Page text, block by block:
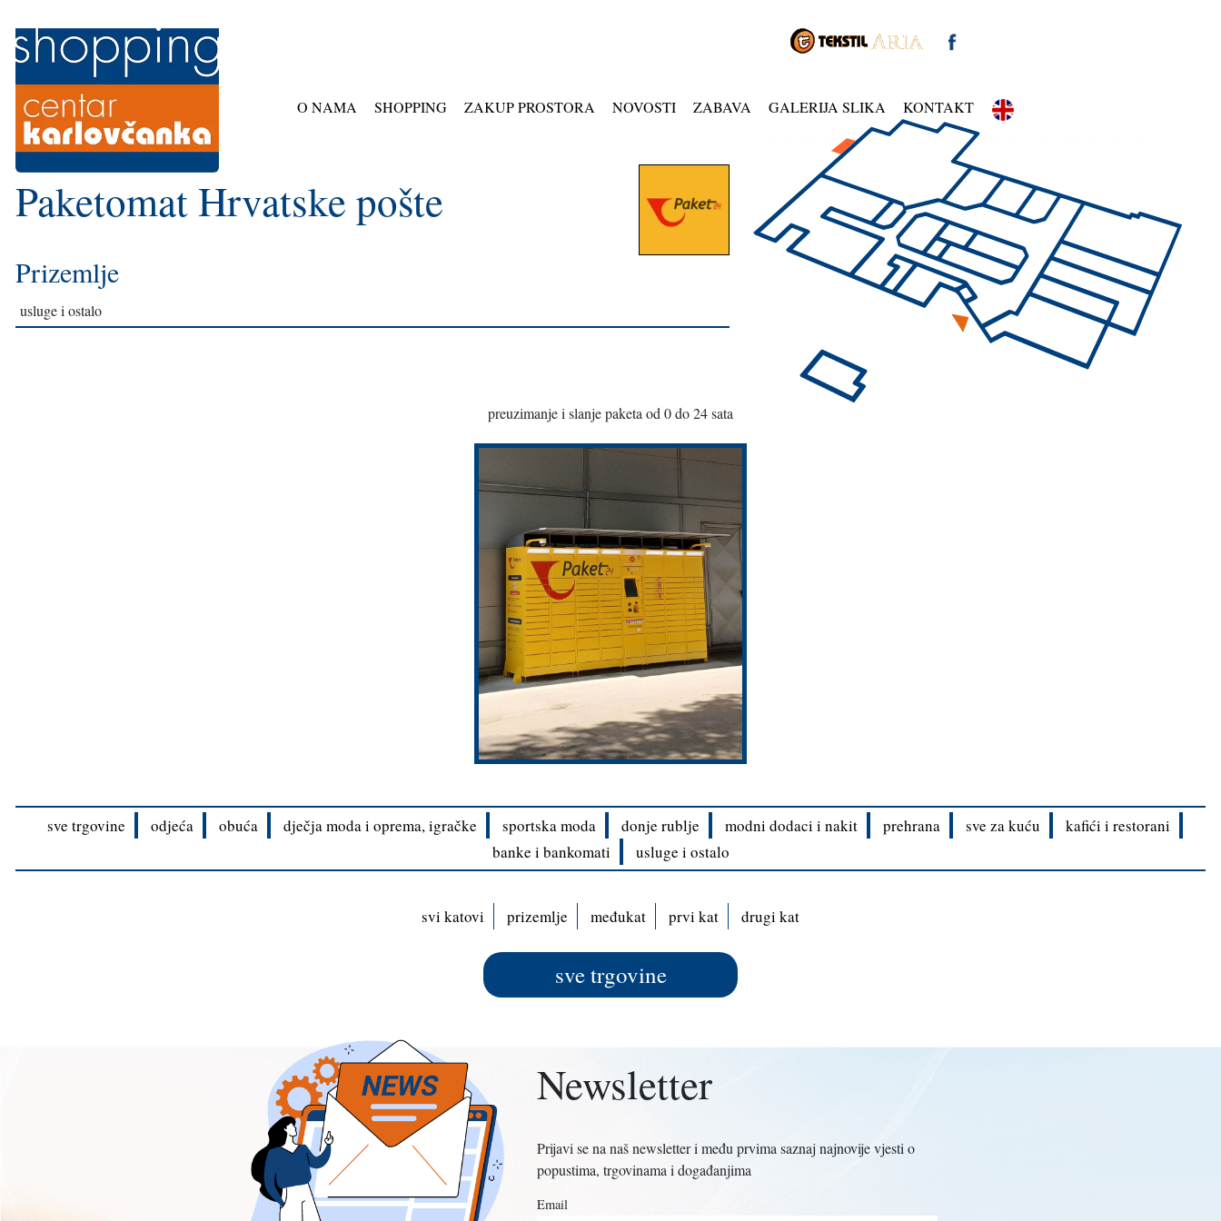
O NAMA SHOPPING ZAKUP PROSTORA NOVOSTI ZABAVA GALERIJA SLIKA KONTAKT
Paketomat Hrvatske pošte
Prizemlje
usluge i ostalo
preuzimanje i slanje paketa od 0 do 24 sata
sve trgovine odjeća obuća dječja moda i oprema, igračke sportska moda donje rublje modni dodaci i nakit prehrana sve za kuću
kafići i restorani
banke i bankomati
usluge i ostalo
svi katovi prizemlje međukat prvi kat drugi kat
sve trgovine
Newsletter
Prijavi se na naš newsletter i među prvima saznaj najnovije vjesti o
popustima, trgovinama i događanjima
Email